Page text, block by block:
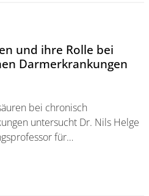
und ihre Rolle bei
Darmerkrankungen
bei chronisch
untersucht Dr. Nils Helge
für…
ihre Rolle bei chronisch